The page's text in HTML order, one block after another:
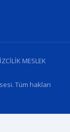
MESLEK
Tüm hakları